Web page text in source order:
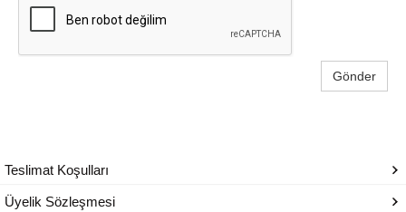
Gönder
Teslimat Koşulları
Üyelik Sözleşmesi